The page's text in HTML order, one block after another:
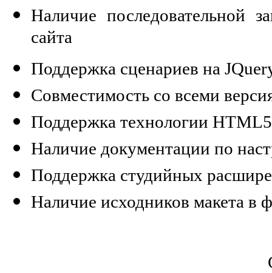
Наличие последовательной
сайта
Поддержка сценариев на
Совместимость со всеми
Поддержка технологии
Наличие документации по
Поддержка студийных
Наличие исходников макета в